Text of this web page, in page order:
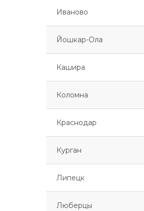
Иваново
Йошкар-Ола
Кашира
Коломна
Краснодар
Курган
Липецк
Люберцы